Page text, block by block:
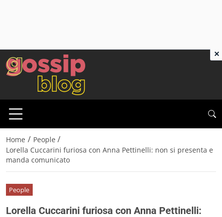
Home / People /
Lorella Cuccarini furiosa con Anna Pettinelli: non si presenta e
manda comunicato
People
Lorella Cuccarini furiosa con Anna Pettinelli:
×